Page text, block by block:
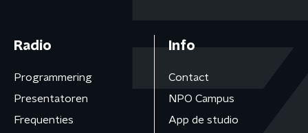
Radio
Programmering
Presentatoren
Frequenties
Info
Contact
NPO Campus
App de studio